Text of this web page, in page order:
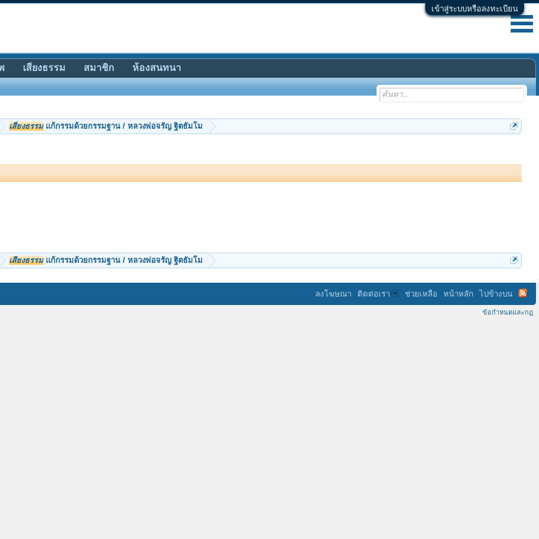
เข้าสู่ระบบหรือลงทะเบียน
เสียงธรรม เเก้กรรมด้วยกรรมฐาน / หลวงพ่อจรัญ ฐิตธัมโม
เสียงธรรม เเก้กรรมด้วยกรรมฐาน / หลวงพ่อจรัญ ฐิตธัมโม
เสียงธรรม สมาชิก ห้องสนทนา
ลงโฆษณา ติดต่อเรา ช่วยเหลือ หน้าหลัก ไปข้างบน
ข้อกำหนดและกฎ